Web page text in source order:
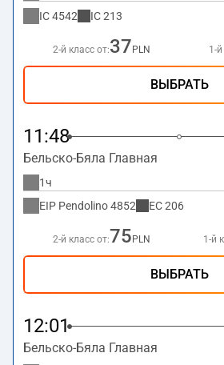
IC4542 IC213
2-й класс от:37 PLN 1-
ВЫБРАТЬ
11:48
Бельско-Бяла Главная
1ч
EIP Pendolino4852 EC206
2-й класс от:75 PLN 1-й
ВЫБРАТЬ
12:01
Бельско-Бяла Главная